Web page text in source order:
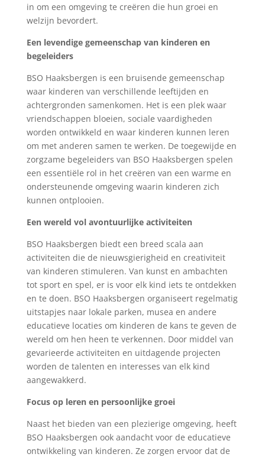
in om een omgeving te creëren die hun groei en
welzijn bevordert.
Een levendige gemeenschap van kinderen en
begeleiders
BSO Haaksbergen is een bruisende gemeenschap
waar kinderen van verschillende leeftijden en
achtergronden samenkomen. Het is een plek waar
vriendschappen bloeien, sociale vaardigheden
worden ontwikkeld en waar kinderen kunnen leren
om met anderen samen te werken. De toegewijde en
zorgzame begeleiders van BSO Haaksbergen spelen
een essentiële rol in het creëren van een warme en
ondersteunende omgeving waarin kinderen zich
kunnen ontplooien.
Een wereld vol avontuurlijke activiteiten
BSO Haaksbergen biedt een breed scala aan
activiteiten die de nieuwsgierigheid en creativiteit
van kinderen stimuleren. Van kunst en ambachten
tot sport en spel, er is voor elk kind iets te ontdekken
en te doen. BSO Haaksbergen organiseert regelmatig
uitstapjes naar lokale parken, musea en andere
educatieve locaties om kinderen de kans te geven de
wereld om hen heen te verkennen. Door middel van
gevarieerde activiteiten en uitdagende projecten
worden de talenten en interesses van elk kind
aangewakkerd.
Focus op leren en persoonlijke groei
Naast het bieden van een plezierige omgeving, heeft
BSO Haaksbergen ook aandacht voor de educatieve
ontwikkeling van kinderen. Ze zorgen ervoor dat de